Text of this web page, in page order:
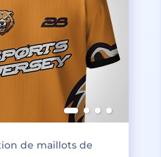
de maillots de